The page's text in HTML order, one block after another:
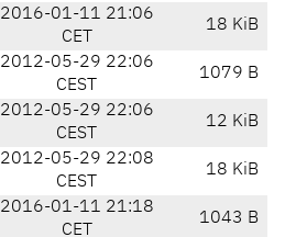
2016-01-11 21:06
CET
18 KiB
2012-05-29 22:06
CEST
1079 B
2012-05-29 22:06
CEST
12 KiB
2012-05-29 22:08
CEST
18 KiB
2016-01-11 21:18
CET
1043 B